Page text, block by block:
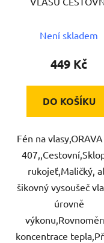
Není skladem
449 Kč
DO KOŠÍKU
Fén na
rukojeť,Maličký,
šikovný vysoušeč
úrovně
koncentrace